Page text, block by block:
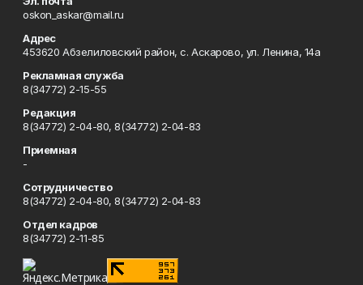
oskon_askar@mail.ru
Адрес
453620 Абзелиловский район, с. Аскарово, ул. Ленина, 14а
Рекламная служба
8(34772) 2-15-55
Редакция
8(34772) 2-04-80, 8(34772) 2-04-83
Приемная
-
Сотрудничество
8(34772) 2-04-80, 8(34772) 2-04-83
Отдел кадров
8(34772) 2-11-85